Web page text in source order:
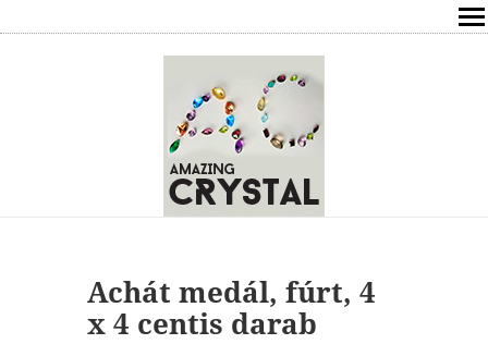
ÍRÁSOK
ÁSVÁNYOK HATÁSAI
ELÉRHETŐSÉG
ONLINE GYÓGYÍTÁS,TANÁCSADÁS
Achát medál, fúrt, 4
x 4 centis darab